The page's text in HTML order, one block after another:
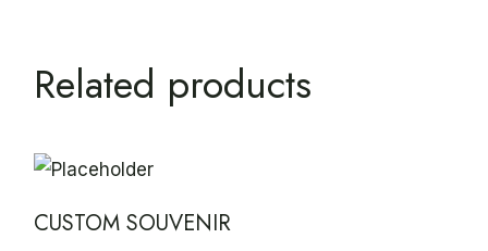
Related products
CUSTOM SOUVENIR